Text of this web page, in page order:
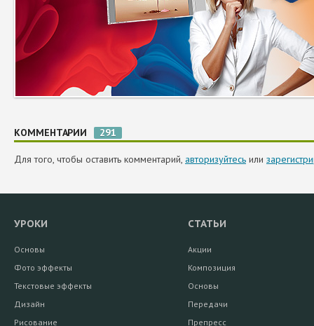
КОММЕНТАРИИ 291
Для того, чтобы оставить комментарий, авторизуйтесь или
УРОКИ
Основы
Фото эффекты
Текстовые эффекты
Дизайн
Рисование
СТАТЬИ
Акции
Композиция
Основы
Передачи
Препресс